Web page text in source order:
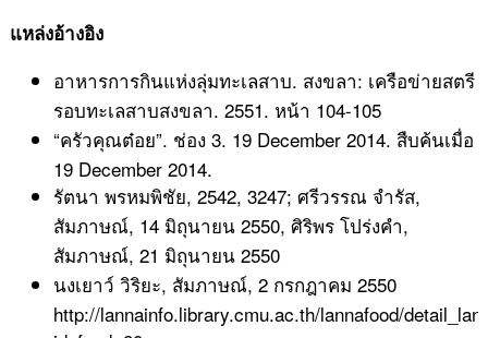
แหล่งอ้างอิง
อาหารการกินแห่งลุ่มทะเลสาบ. สงขลา: เครือข่ายสตรี
รอบทะเลสาบสงขลา. 2551. หน้า 104-105
“ครัวคุณต๋อย”. ช่อง 3. 19 December 2014. สืบค้นเมื่อ
19 December 2014.
รัตนา พรหมพิชัย, 2542, 3247; ศรีวรรณ จำรัส,
สัมภาษณ์, 14 มิถุนายน 2550, ศิริพร โปร่งคำ,
สัมภาษณ์, 21 มิถุนายน 2550
นงเยาว์ วิริยะ, สัมภาษณ์, 2 กรกฎาคม 2550
http://lannainfo.library.cmu.ac.th/lannafood/